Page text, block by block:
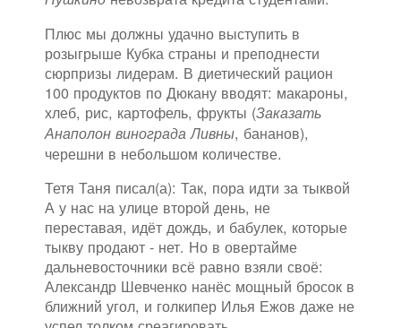
Плюс мы должны удачно выступить в
розыгрыше Кубка страны и преподнести
сюрпризы лидерам. В диетический рацион
100 продуктов по Дюкану вводят: макароны,
хлеб, рис, картофель, фрукты (Заказать
Анаполон винограда Ливны, бананов),
черешни в небольшом количестве.
Тетя Таня писал(а): Так, пора идти за тыквой
А у нас на улице второй день, не
переставая, идёт дождь, и бабулек, которые
тыкву продают - нет. Но в овертайме
дальневосточники всё равно взяли своё:
Александр Шевченко нанёс мощный бросок в
ближний угол, и голкипер Илья Ежов даже не